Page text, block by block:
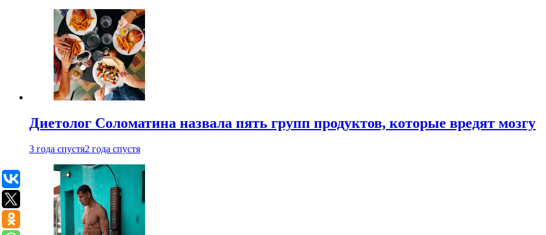
Диетолог Соломатина назвала пять групп продуктов, которые вредят мозгу
3 года спустя2 года спустя